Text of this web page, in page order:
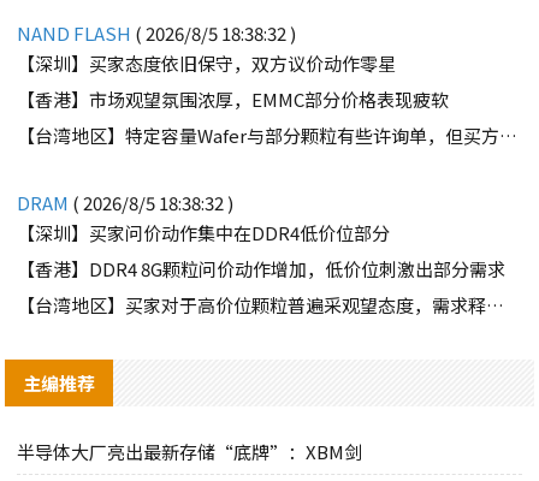
NAND FLASH ( 2026/8/5 18:38:32 )
【深圳】买家态度依旧保守，双方议价动作零星
【香港】市场观望氛围浓厚，EMMC部分价格表现疲软
【台湾地区】特定容量Wafer与部分颗粒有些许询单，但买方需求并不强劲
DRAM ( 2026/8/5 18:38:32 )
【深圳】买家问价动作集中在DDR4低价位部分
【香港】DDR4 8G颗粒问价动作增加，低价位刺激出部分需求
【台湾地区】买家对于高价位颗粒普遍采观望态度，需求释出有限
主编推荐
半导体大厂亮出最新存储“底牌”：XBM剑